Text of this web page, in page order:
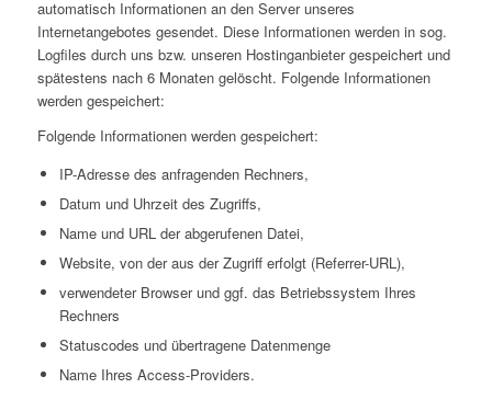
automatisch Informationen an den Server unseres
Internetangebotes gesendet. Diese Informationen werden in sog.
Logfiles durch uns bzw. unseren Hostinganbieter gespeichert und
spätestens nach 6 Monaten gelöscht. Folgende Informationen
werden gespeichert:
Folgende Informationen werden gespeichert:
IP-Adresse des anfragenden Rechners,
Datum und Uhrzeit des Zugriffs,
Name und URL der abgerufenen Datei,
Website, von der aus der Zugriff erfolgt (Referrer-URL),
verwendeter Browser und ggf. das Betriebssystem Ihres
Rechners
Statuscodes und übertragene Datenmenge
Name Ihres Access-Providers.